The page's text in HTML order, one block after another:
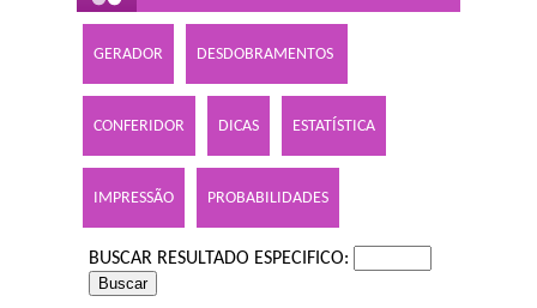
GERADOR DESDOBRAMENTOS
CONFERIDOR DICAS ESTATÍSTICA
IMPRESSÃO PROBABILIDADES
BUSCAR RESULTADO ESPECIFICO: